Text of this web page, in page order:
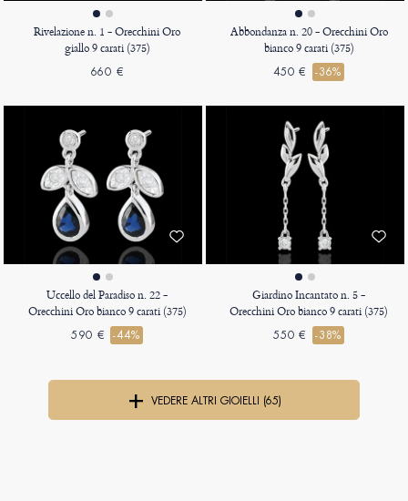
Rivelazione n. 1 - Orecchini Oro
giallo 9 carati (375)
660 €
Abbondanza n. 20 - Orecchini Oro
bianco 9 carati (375)
450 € -36%
Uccello del Paradiso n. 22 -
Orecchini Oro bianco 9 carati (375)
590 € -44%
Giardino Incantato n. 5 -
Orecchini Oro bianco 9 carati (375)
550 € -38%
VEDERE ALTRI GIOIELLI (65)